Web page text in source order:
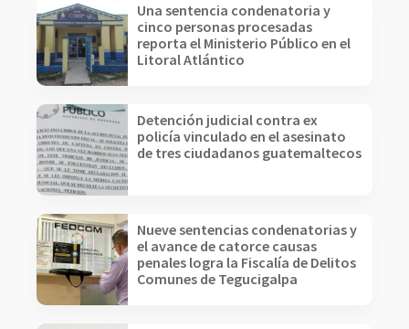
Una sentencia condenatoria y
cinco personas procesadas
reporta el Ministerio Público en el
Litoral Atlántico
Detención judicial contra ex
policía vinculado en el asesinato
de tres ciudadanos guatemaltecos
Nueve sentencias condenatorias y
el avance de catorce causas
penales logra la Fiscalía de Delitos
Comunes de Tegucigalpa